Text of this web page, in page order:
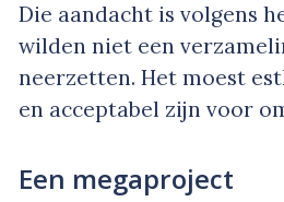
Die aandacht is volgens
wilden niet een
neerzetten. Het moest
en acceptabel zijn voor
Een megaproject